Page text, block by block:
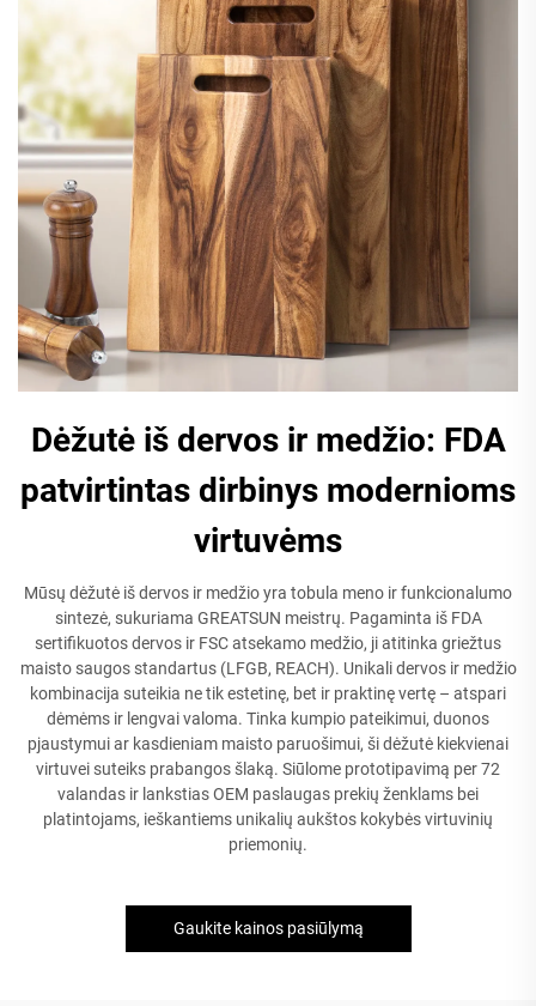
Dėžutė iš dervos ir medžio: FDA
patvirtintas dirbinys modernioms
virtuvėms
Mūsų dėžutė iš dervos ir medžio yra tobula meno ir funkcionalumo
sintezė, sukuriama GREATSUN meistrų. Pagaminta iš FDA
sertifikuotos dervos ir FSC atsekamo medžio, ji atitinka griežtus
maisto saugos standartus (LFGB, REACH). Unikali dervos ir medžio
kombinacija suteikia ne tik estetinę, bet ir praktinę vertę – atspari
dėmėms ir lengvai valoma. Tinka kumpio pateikimui, duonos
pjaustymui ar kasdieniam maisto paruošimui, ši dėžutė kiekvienai
virtuvei suteiks prabangos šlaką. Siūlome prototipavimą per 72
valandas ir lankstias OEM paslaugas prekių ženklams bei
platintojams, ieškantiems unikalių aukštos kokybės virtuvinių
priemonių.
Gaukite kainos pasiūlymą